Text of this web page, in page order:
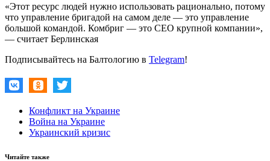
«Этот ресурс людей нужно использовать рационально, потому
что управление бригадой на самом деле — это управление
большой командой. Комбриг — это СЕО крупной компании»,
— считает Берлинская
Подписывайтесь на Балтологию в Telegram!
Конфликт на Украине
Война на Украине
Украинский кризис
Читайте также